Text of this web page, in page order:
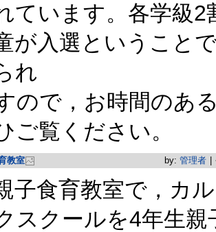
ています。各学級2
が入選ということ
れ
ので，お時間のあ
ご覧ください。
教室 by: 管理者
子食育教室で，カ
スクールを4年生親